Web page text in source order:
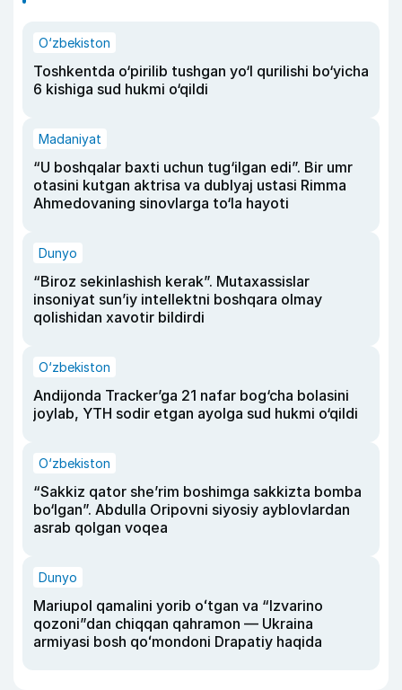
O‘zbekiston
Toshkentda o‘pirilib tushgan yo‘l qurilishi bo‘yicha
6 kishiga sud hukmi o‘qildi
Madaniyat
“U boshqalar baxti uchun tug‘ilgan edi”. Bir umr
otasini kutgan aktrisa va dublyaj ustasi Rimma
Ahmedovaning sinovlarga to‘la hayoti
Dunyo
“Biroz sekinlashish kerak”. Mutaxassislar
insoniyat sun’iy intellektni boshqara olmay
qolishidan xavotir bildirdi
O‘zbekiston
Andijonda Tracker’ga 21 nafar bog‘cha bolasini
joylab, YTH sodir etgan ayolga sud hukmi o‘qildi
O‘zbekiston
“Sakkiz qator she’rim boshimga sakkizta bomba
bo‘lgan”. Abdulla Oripovni siyosiy ayblovlardan
asrab qolgan voqea
Dunyo
Mariupol qamalini yorib oʻtgan va “Izvarino
qozoni”dan chiqqan qahramon — Ukraina
armiyasi bosh qoʻmondoni Drapatiy haqida